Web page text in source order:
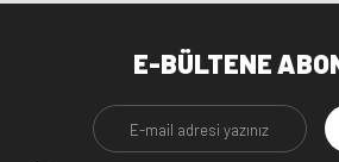
E-BÜLTENE